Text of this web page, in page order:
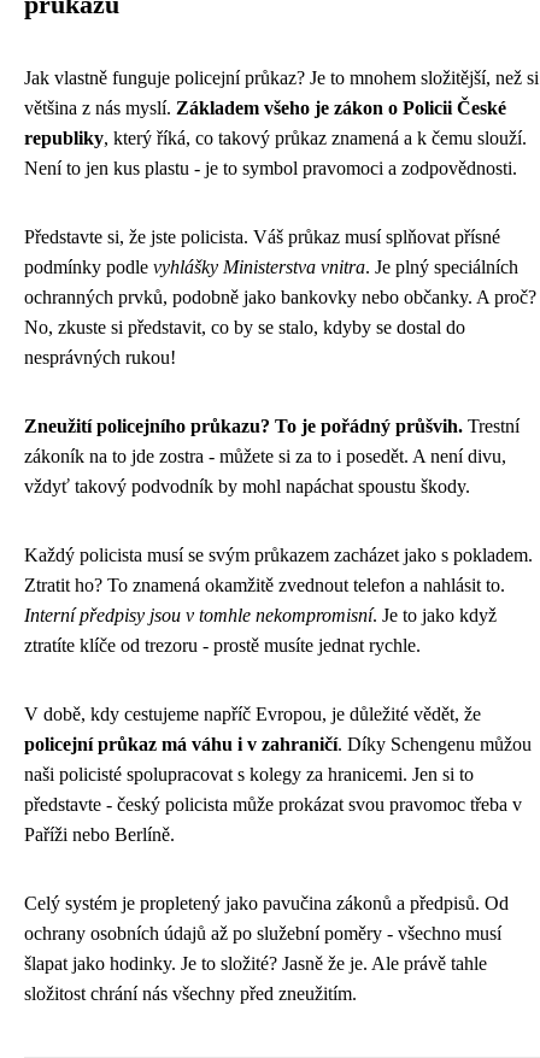
Jak vlastně funguje policejní průkaz? Je to mnohem složitější, než si
většina z nás myslí. Základem všeho je zákon o Policii České
republiky, který říká, co takový průkaz znamená a k čemu slouží.
Není to jen kus plastu - je to symbol pravomoci a zodpovědnosti.
Představte si, že jste policista. Váš průkaz musí splňovat přísné
podmínky podle vyhlášky Ministerstva vnitra. Je plný speciálních
ochranných prvků, podobně jako bankovky nebo občanky. A proč?
No, zkuste si představit, co by se stalo, kdyby se dostal do
nesprávných rukou!
Zneužití policejního průkazu? To je pořádný průšvih. Trestní
zákoník na to jde zostra - můžete si za to i posedět. A není divu,
vždyť takový podvodník by mohl napáchat spoustu škody.
Každý policista musí se svým průkazem zacházet jako s pokladem.
Ztratit ho? To znamená okamžitě zvednout telefon a nahlásit to.
Interní předpisy jsou v tomhle nekompromisní. Je to jako když
ztratíte klíče od trezoru - prostě musíte jednat rychle.
V době, kdy cestujeme napříč Evropou, je důležité vědět, že
policejní průkaz má váhu i v zahraničí. Díky Schengenu můžou
naši policisté spolupracovat s kolegy za hranicemi. Jen si to
představte - český policista může prokázat svou pravomoc třeba v
Paříži nebo Berlíně.
Celý systém je propletený jako pavučina zákonů a předpisů. Od
ochrany osobních údajů až po služební poměry - všechno musí
šlapat jako hodinky. Je to složité? Jasně že je. Ale právě tahle
složitost chrání nás všechny před zneužitím.